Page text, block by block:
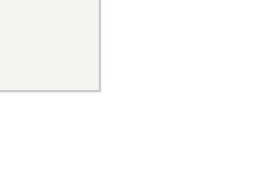
くした
ないも
キャップ